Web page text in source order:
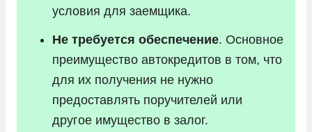
условия для заемщика.
Не требуется обеспечение. Основное
преимущество автокредитов в том, что
для их получения не нужно
предоставлять поручителей или
другое имущество в залог.